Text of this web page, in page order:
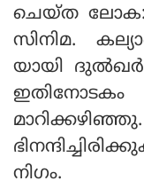
ചെയ്ത ലോക:
സിനിമ.
യായി ദുൽഖർ
നിഗം.